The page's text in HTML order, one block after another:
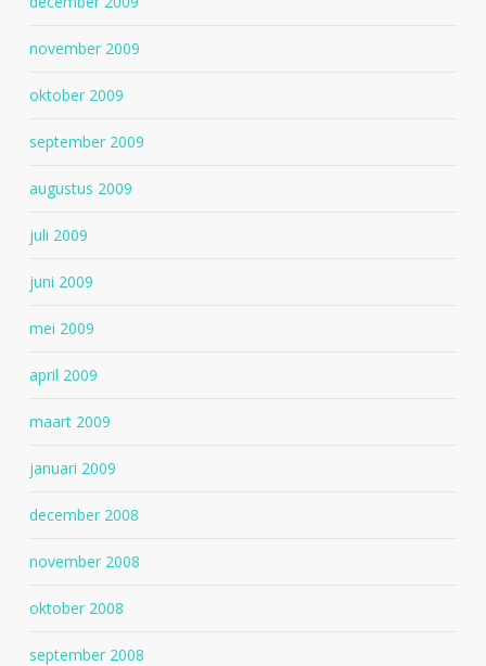
november 2009
oktober 2009
september 2009
augustus 2009
juli 2009
juni 2009
mei 2009
april 2009
maart 2009
januari 2009
december 2008
november 2008
oktober 2008
september 2008